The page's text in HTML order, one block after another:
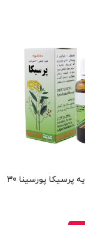
قطره دهانشویه پرسیکا پورسینا 30